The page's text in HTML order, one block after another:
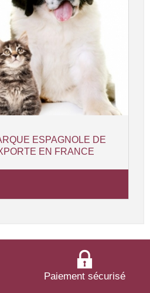
ESPAGNOLE DE
EN FRANCE
Paiement sécurisé